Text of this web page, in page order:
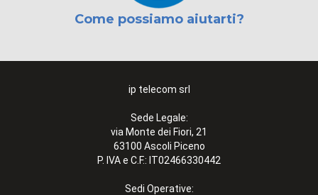
Come possiamo aiutarti?
ip telecom srl
Sede Legale:
via Monte dei Fiori, 21
63100 Ascoli Piceno
P. IVA e C.F.: IT02466330442
Sedi Operative: